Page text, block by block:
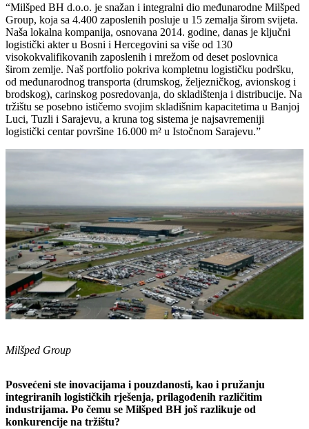
“Milšped BH d.o.o. je snažan i integralni dio međunarodne Milšped
Group, koja sa 4.400 zaposlenih posluje u 15 zemalja širom svijeta.
Naša lokalna kompanija, osnovana 2014. godine, danas je ključni
logistički akter u Bosni i Hercegovini sa više od 130
visokokvalifikovanih zaposlenih i mrežom od deset poslovnica
širom zemlje. Naš portfolio pokriva kompletnu logističku podršku,
od međunarodnog transporta (drumskog, željezničkog, avionskog i
brodskog), carinskog posredovanja, do skladištenja i distribucije. Na
tržištu se posebno ističemo svojim skladišnim kapacitetima u Banjoj
Luci, Tuzli i Sarajevu, a kruna tog sistema je najsavremeniji
logistički centar površine 16.000 m² u Istočnom Sarajevu.”
Milšped Group
Posvećeni ste inovacijama i pouzdanosti, kao i pružanju
integriranih logističkih rješenja, prilagođenih različitim
industrijama. Po čemu se Milšped BH još razlikuje od
konkurencije na tržištu?